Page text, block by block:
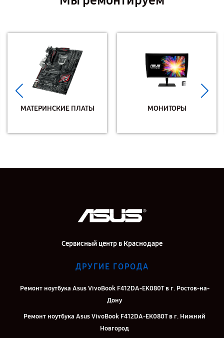
МАТЕРИНСКИЕ ПЛАТЫ МОНИТОРЫ
Сервисный центр в Краснодаре
ДРУГИЕ ГОРОДА
Ремонт ноутбука Asus VivoBook F412DA-EK080T в г. Ростов-на-
Дону
Ремонт ноутбука Asus VivoBook F412DA-EK080T в г. Нижний
Новгород